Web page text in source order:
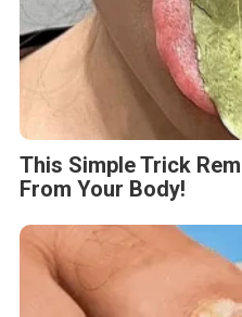
This Simple Trick
From Your Body!